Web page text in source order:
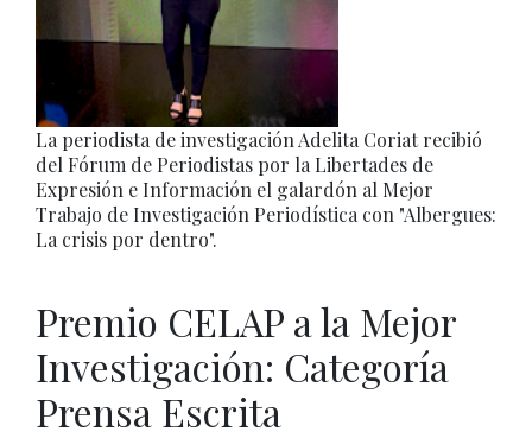
La periodista de investigación Adelita Coriat recibió
del Fórum de Periodistas por la Libertades de
Expresión e Información el galardón al Mejor
Trabajo de Investigación Periodística con "Albergues:
La crisis por dentro".
Premio CELAP a la Mejor
Investigación: Categoría
Prensa Escrita